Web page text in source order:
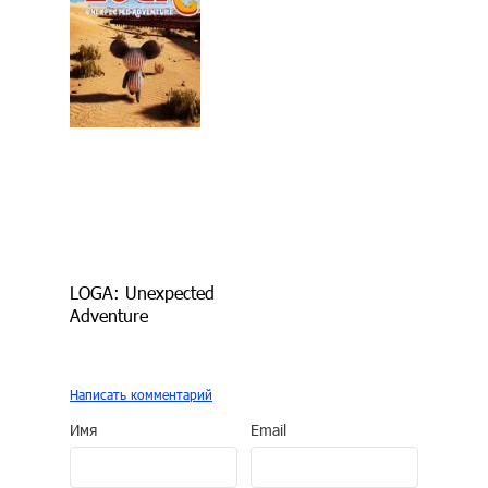
LOGA: Unexpected
Adventure
Написать комментарий
Имя Email